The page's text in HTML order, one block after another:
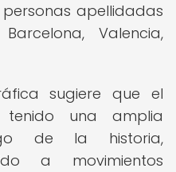
apellidadas
Valencia,
sugiere que el
tenido una amplia
de la historia,
a movimientos